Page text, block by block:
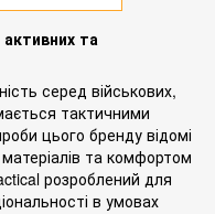
та
серед військових,
тактичними
цього бренду відомі
та комфортом
розроблений для
в умовах